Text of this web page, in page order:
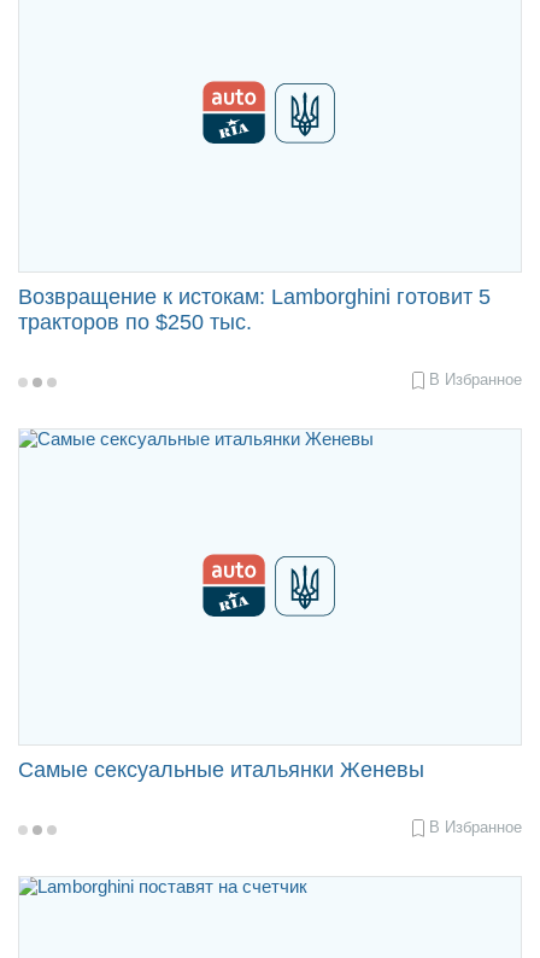
Возвращение к истокам: Lamborghini готовит 5
тракторов по $250 тыс.
2017-
11:18
В Избранное
Самые сексуальные итальянки Женевы
2017-
11:47
В Избранное